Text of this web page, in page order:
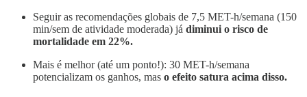
Seguir as recomendações globais de 7,5 MET-h/semana (150
min/sem de atividade moderada) já diminui o risco de
mortalidade em 22%.
Mais é melhor (até um ponto!): 30 MET-h/semana
potencializam os ganhos, mas o efeito satura acima disso.